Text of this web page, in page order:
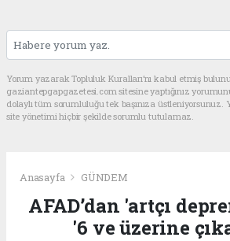
Yorum yazarak Topluluk Kuralları’nı kabul etmiş
gaziantepgapgazetesi.com sitesine yaptığınız
dolaylı tüm sorumluluğu tek başınıza
site yönetimi hiçbir şekilde sorumlu tutulamaz.
Anasayfa GÜNDEM
AFAD’dan 'artçı
'6 ve üzerine